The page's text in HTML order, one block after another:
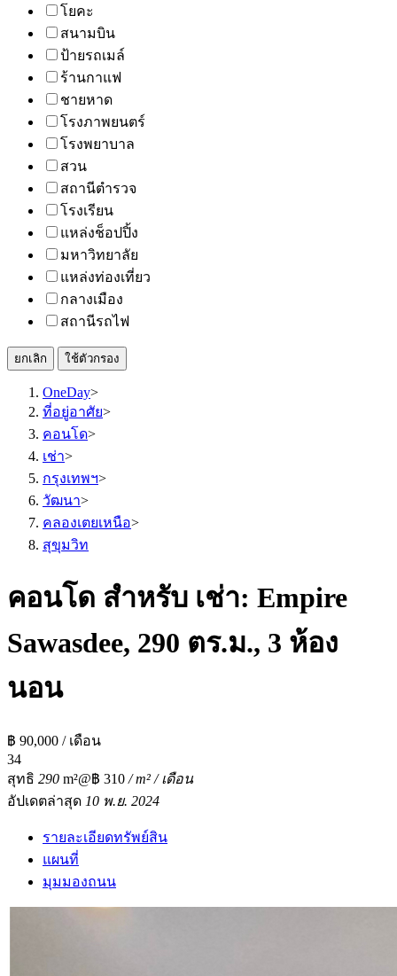
โยคะ
สนามบิน
ป้ายรถเมล์
ร้านกาแฟ
ชายหาด
โรงภาพยนตร์
โรงพยาบาล
สวน
สถานีตำรวจ
โรงเรียน
แหล่งช็อปปิ้ง
มหาวิทยาลัย
แหล่งท่องเที่ยว
กลางเมือง
สถานีรถไฟ
ยกเลิก ใช้ตัวกรอง
OneDay>
ที่อยู่อาศัย>
คอนโด>
เช่า>
กรุงเทพฯ>
วัฒนา>
คลองเตยเหนือ>
สุขุมวิท
คอนโด สำหรับ เช่า: Empire
Sawasdee, 290 ตร.ม., 3 ห้อง
นอน
฿ 90,000 / เดือน
34
สุทธิ 290 m²@฿ 310 / m² / เดือน
อัปเดตล่าสุด 10 พ.ย. 2024
รายละเอียดทรัพย์สิน
แผนที่
มุมมองถนน